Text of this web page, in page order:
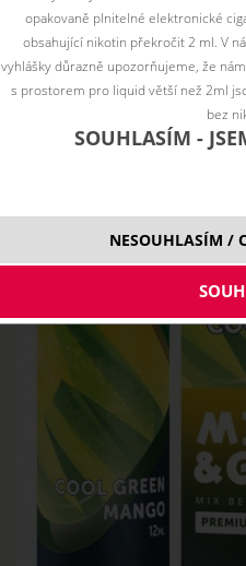
opakovaně plnitelné elektronické
obsahující nikotin překročit 2 ml. V
vyhlášky důrazně upozorňujeme, že
s prostorem pro liquid větší než 2ml
bez
SOUHLASÍM -
NESOUHLASÍM /